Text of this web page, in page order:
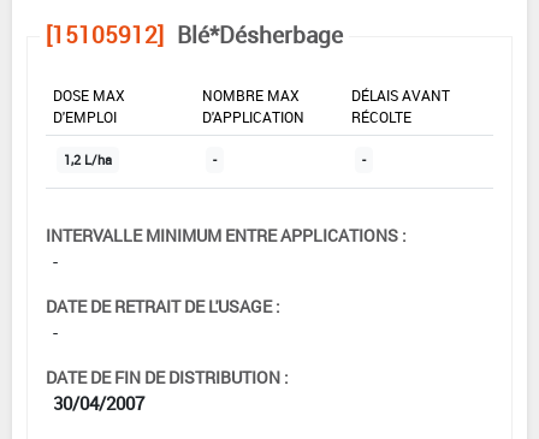
[15105912] Blé*Désherbage
DOSE MAX
D'EMPLOI
NOMBRE MAX
D'APPLICATION
DÉLAIS AVANT
RÉCOLTE
1,2 L/ha - -
INTERVALLE MINIMUM ENTRE APPLICATIONS :
-
DATE DE RETRAIT DE L'USAGE :
-
DATE DE FIN DE DISTRIBUTION :
30/04/2007